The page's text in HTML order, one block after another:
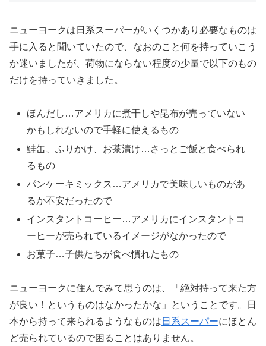
ニューヨークは日系スーパーがいくつかあり必要なものは
手に入ると聞いていたので、なおのこと何を持っていこう
か迷いましたが、荷物にならない程度の少量で以下のもの
だけを持っていきました。
ほんだし…アメリカに煮干しや昆布が売っていない
かもしれないので手軽に使えるもの
鮭缶、ふりかけ、お茶漬け…さっとご飯と食べられ
るもの
パンケーキミックス…アメリカで美味しいものがあ
るか不安だったので
インスタントコーヒー…アメリカにインスタントコ
ーヒーが売られているイメージがなかったので
お菓子…子供たちが食べ慣れたもの
ニューヨークに住んでみて思うのは、「絶対持って来た方
が良い！というものはなかったかな」ということです。日
本から持って来られるようなものは 日系スーパーにほとん
ど売られているので困ることはありません。